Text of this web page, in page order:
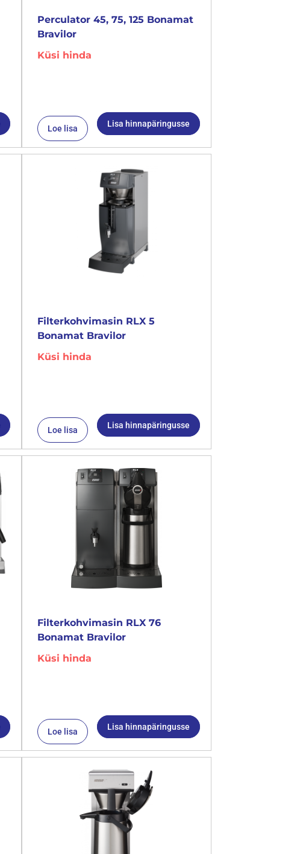
Perculator 45, 75, 125 Bonamat
Bravilor
Küsi hinda
Loe lisa Lisa hinnapäringusse
Filterkohvimasin RLX 5
Bonamat Bravilor
Küsi hinda
Loe lisa Lisa hinnapäringusse
Filterkohvimasin RLX 76
Bonamat Bravilor
Küsi hinda
Loe lisa Lisa hinnapäringusse